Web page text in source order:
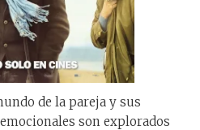
de la pareja y sus
son explorados